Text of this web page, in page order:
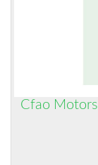
Cfao Motors